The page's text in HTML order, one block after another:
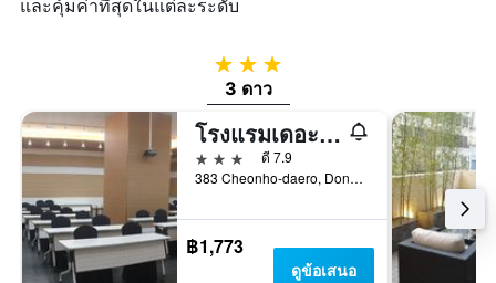
และคุ้มค่าที่สุดในแต่ละระดับ
3 ดาว
3 ดาว
โรงแรมเดอะ รีเซนส์ ทงแดมุน
3 ดาว
ดี 7.9
383 Cheonho-daero, Dongdaemun-gu, โซล, เกาหลีใต้
฿1,773
ดูข้อเสนอ